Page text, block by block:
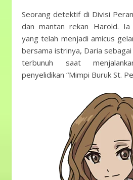
Seorang detektif di Divisi
dan mantan rekan Harold.
yang telah menjadi amicus
bersama istrinya, Daria
terbunuh saat
penyelidikan “Mimpi Buruk St.